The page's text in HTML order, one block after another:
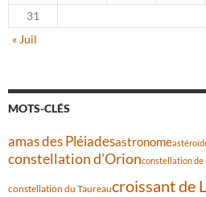
31
« Juil
MOTS-CLÉS
amas des Pléiadesastronome
constellation d'Orionconstellation de
constellation du Taureaucroissant de